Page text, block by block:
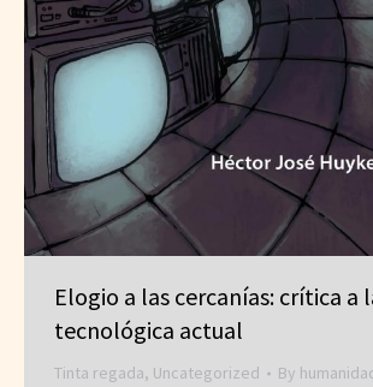
Elogio a las cercanías: crítica a
tecnológica actual
Tinta regada, Uncategorized By